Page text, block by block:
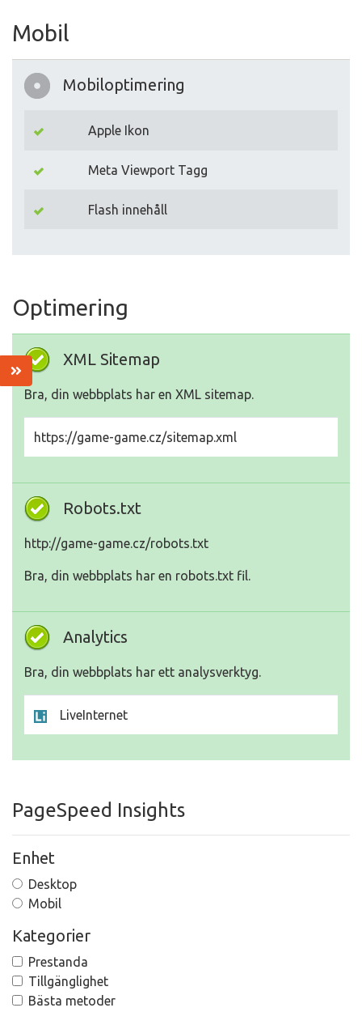
Mobil
Mobiloptimering
Apple Ikon
Meta Viewport Tagg
Flash innehåll
Optimering
XML Sitemap
Bra, din webbplats har en XML sitemap.
https://game-game.cz/sitemap.xml
Robots.txt
http://game-game.cz/robots.txt
Bra, din webbplats har en robots.txt fil.
Analytics
Bra, din webbplats har ett analysverktyg.
LiveInternet
PageSpeed Insights
Enhet
Desktop
Mobil
Kategorier
Prestanda
Tillgänglighet
Bästa metoder